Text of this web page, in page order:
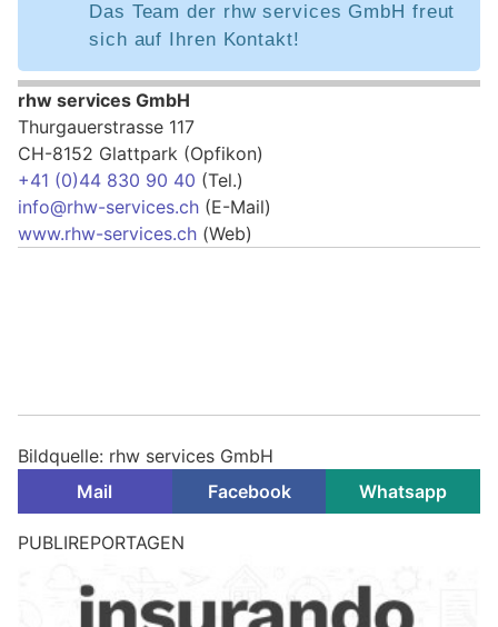
Das Team der rhw services GmbH freut
sich auf Ihren Kontakt!
rhw services GmbH
Thurgauerstrasse 117
CH-8152 Glattpark (Opfikon)
+41 (0)44 830 90 40 (Tel.)
info@rhw-services.ch (E-Mail)
www.rhw-services.ch (Web)
Bildquelle: rhw services GmbH
Mail
Facebook Whatsapp
PUBLIREPORTAGEN